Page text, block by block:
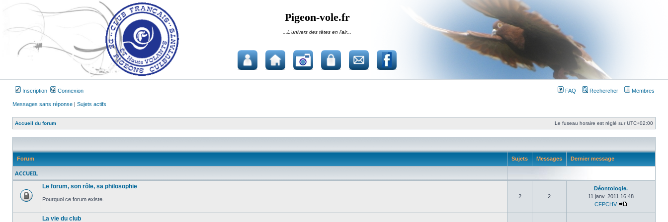
Pigeon-vole.fr
...L'univers des têtes en l'air...
Inscription Connexion FAQ Rechercher Membres
Messages sans réponse | Sujets actifs
Accueil du forum Le fuseau horaire est réglé surUTC+02:00
Forum Sujets Messages Dernier message
ACCUEIL
verrouillé
Le forum, son rôle, sa philosophie
Pourquoi ce forum existe. 2 2
Déontologie.
11 janv. 2011 16:48
CFPCHV
La vie du club